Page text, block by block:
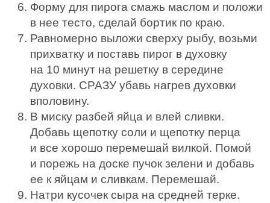
Форму для пирога смажь маслом и положи
в нее тесто, сделай бортик по краю.
Равномерно выложи сверху рыбу, возьми
прихватку и поставь пирог в духовку
на 10 минут на решетку в середине
духовки. СРАЗУ убавь нагрев духовки
вполовину.
В миску разбей яйца и влей сливки.
Добавь щепотку соли и щепотку перца
и все хорошо перемешай вилкой. Помой
и порежь на доске пучок зелени и добавь
ее к яйцам и сливкам. Перемешай.
Натри кусочек сыра на средней терке.